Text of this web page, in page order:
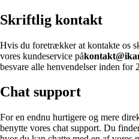
Skriftlig kontakt
Hvis du foretrækker at kontakte os
vores kundeservice på
besvare alle henvendelser inden for
Chat support
For en endnu hurtigere og mere
benytte vores chat support. Du